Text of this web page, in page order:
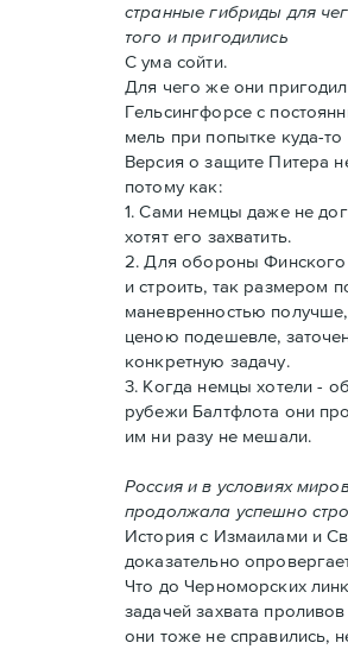
странные гибриды для
того и пригодились
С ума сойти.
Для чего же они
Гельсингфорсе с
мель при попытке куда-то
Версия о защите Питера
потому как:
1. Сами немцы даже не
хотят его захватить.
2. Для обороны Финского
и строить, так размером
маневренностью
ценою подешевле,
конкретную задачу.
3. Когда немцы хотели -
рубежи Балтфлота они
им ни разу не мешали.
Россия и в условиях
продолжала успешно
История с Измаилами и
доказательно
Что до Черноморских
задачей захвата
они тоже не справились,